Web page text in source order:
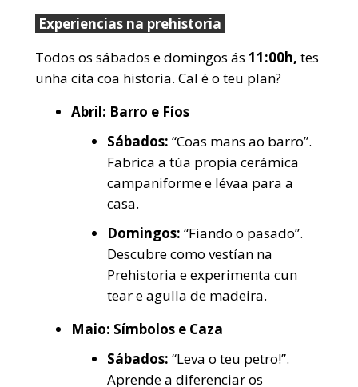
Experiencias na prehistoria
Todos os sábados e domingos ás 11:00h, tes
unha cita coa historia. Cal é o teu plan?
Abril: Barro e Fíos
Sábados: “Coas mans ao barro”.
Fabrica a túa propia cerámica
campaniforme e lévaa para a
casa.
Domingos: “Fiando o pasado”.
Descubre como vestían na
Prehistoria e experimenta cun
tear e agulla de madeira.
Maio: Símbolos e Caza
Sábados: “Leva o teu petro!”.
Aprende a diferenciar os